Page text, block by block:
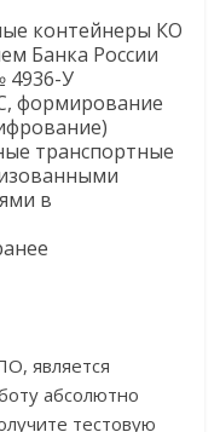
контейнеры КО
Банка России
4936-У
формирование
транспортные
в
является
абсолютно
тестовую